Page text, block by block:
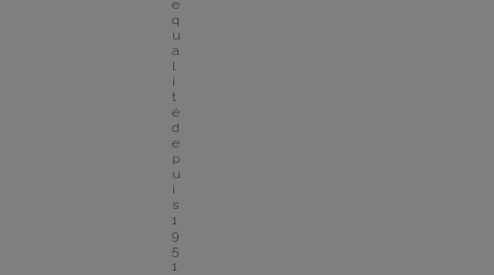
e
q
u
a
l
i
t
é
d
e
p
u
i
s
1
9
5
1